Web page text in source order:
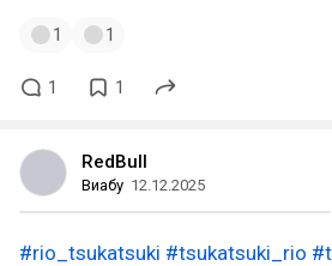
1 1
1 1
RedBull
Виабу 12.12.2025
#rio_tsukatsuki #tsukatsuki_rio